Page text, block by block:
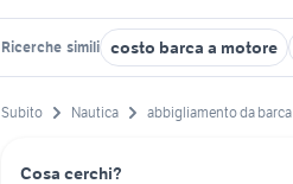
Ricerche simili costo barca a motore
Subito Nautica abbigliamento da barca
Cosa cerchi?